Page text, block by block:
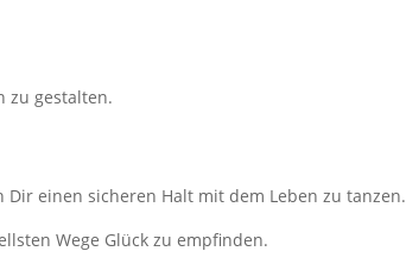
zu gestalten.
einen sicheren Halt mit dem Leben zu tanzen.
Wege Glück zu empfinden.